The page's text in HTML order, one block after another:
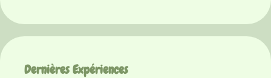
Dernières Expériences